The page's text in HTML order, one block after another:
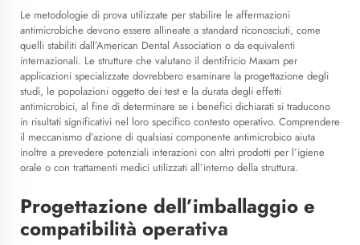
Le metodologie di prova utilizzate per stabilire le affermazioni
antimicrobiche devono essere allineate a standard riconosciuti, come
quelli stabiliti dall’American Dental Association o da equivalenti
internazionali. Le strutture che valutano il dentifricio Maxam per
applicazioni specializzate dovrebbero esaminare la progettazione degli
studi, le popolazioni oggetto dei test e la durata degli effetti
antimicrobici, al fine di determinare se i benefici dichiarati si traducono
in risultati significativi nel loro specifico contesto operativo. Comprendere
il meccanismo d’azione di qualsiasi componente antimicrobico aiuta
inoltre a prevedere potenziali interazioni con altri prodotti per l’igiene
orale o con trattamenti medici utilizzati all’interno della struttura.
Progettazione dell’imballaggio e
compatibilità operativa